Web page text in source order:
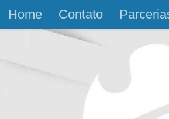
Skip to content
Home Contato